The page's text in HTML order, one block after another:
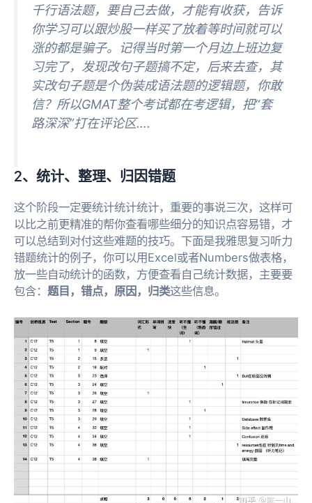
千行语法题，要自己去做，才能有收获，告诉
你学习可以跟炒股一样买了放着等时间就可以
涨的都是骗子。记得当时第一个月边上班边复
习完了，发现改句子题搞不定，后来去查，其
实改句子题是个伪装成语法题的逻辑题，你敢
信？所以GMAT整个考试都在考逻辑，把“套
路深深”打在评论区….
2、统计、整理、归因错题
这个阶段一定要统计统计统计，重要的事说三次，这样可
以比之前更精准的帮你查看哪些细分的知识点容易错，才
可以总结到对付这些难题的技巧。下面是我雅思复习听力
错题统计的例子，你可以用Excel或者Numbers做表格，
放一些自动统计的函数，方便查看自己统计数据，主要要
包含： 题目，错点，原因，归类这些信息。